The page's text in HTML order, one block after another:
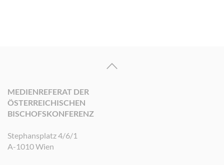
MEDIENREFERAT DER
ÖSTERREICHISCHEN
BISCHOFSKONFERENZ
Stephansplatz 4/6/1
A-1010 Wien